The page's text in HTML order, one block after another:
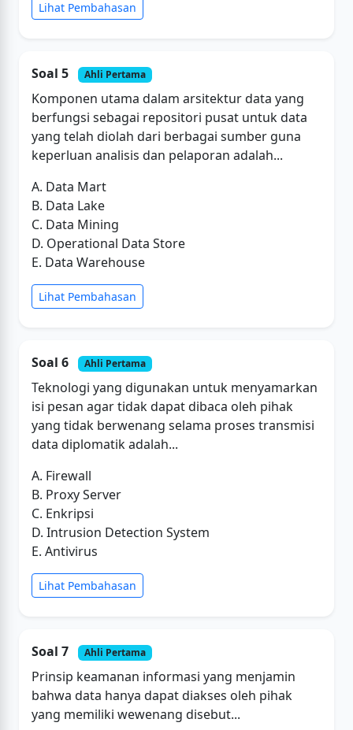
Lihat Pembahasan
Soal 5 Ahli Pertama
Komponen utama dalam arsitektur data yang
berfungsi sebagai repositori pusat untuk data
yang telah diolah dari berbagai sumber guna
keperluan analisis dan pelaporan adalah...
A. Data Mart
B. Data Lake
C. Data Mining
D. Operational Data Store
E. Data Warehouse
Lihat Pembahasan
Soal 6 Ahli Pertama
Teknologi yang digunakan untuk menyamarkan
isi pesan agar tidak dapat dibaca oleh pihak
yang tidak berwenang selama proses transmisi
data diplomatik adalah...
A. Firewall
B. Proxy Server
C. Enkripsi
D. Intrusion Detection System
E. Antivirus
Lihat Pembahasan
Soal 7 Ahli Pertama
Prinsip keamanan informasi yang menjamin
bahwa data hanya dapat diakses oleh pihak
yang memiliki wewenang disebut...